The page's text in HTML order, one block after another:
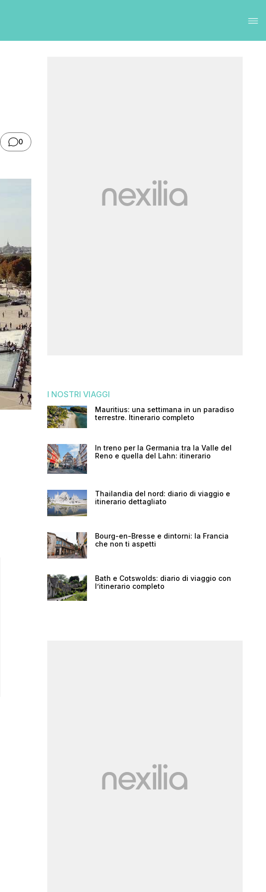
0
I NOSTRI VIAGGI
Mauritius: una settimana in un paradiso
terrestre. Itinerario completo
In treno per la Germania tra la Valle del
Reno e quella del Lahn: itinerario
Thailandia del nord: diario di viaggio e
itinerario dettagliato
Bourg-en-Bresse e dintorni: la Francia
che non ti aspetti
Bath e Cotswolds: diario di viaggio con
l’itinerario completo